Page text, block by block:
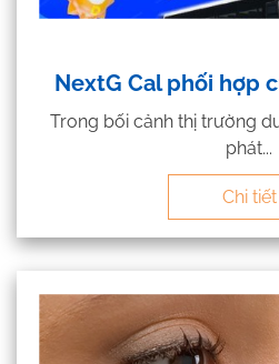
NextG Cal phối hợp
Trong bối cảnh thị trường
phát...
Chi tiết